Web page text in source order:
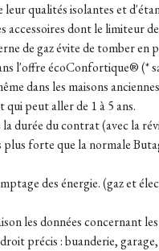
qualités isolantes et
dont le limiteur
de gaz évite de tomber en
l'offre écoConfortique® (*
dans les maisons
peut aller de 1 à 5 ans.
du contrat (avec la
forte que la normale
des énergie. (gaz et
les données concernant
précis : buanderie,